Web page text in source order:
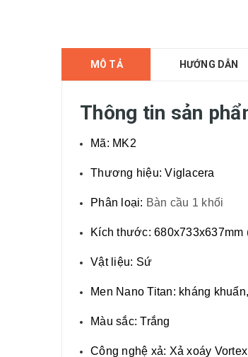
MÔ TẢ HƯỚNG DẪN
Thông tin sản
Mã: MK2
Thương hiệu: Viglacera
Phân loại: Bàn cầu 1 khối
Kích thước: 680x733x637mm
Vật liệu: Sứ
Men Nano Titan: kháng
Màu sắc: Trắng
Công nghệ xả: Xả xoáy